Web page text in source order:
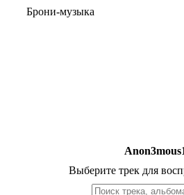
Брони-музыка
Выберите трек для